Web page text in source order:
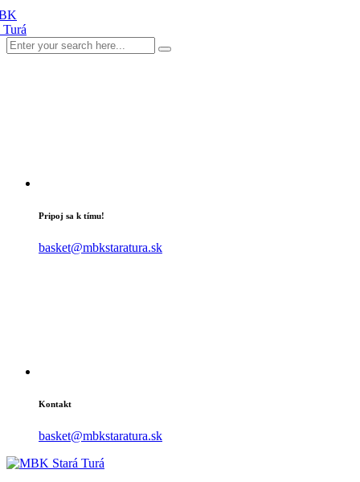
Pripoj sa k tímu!
basket@mbkstaratura.sk
Kontakt
basket@mbkstaratura.sk